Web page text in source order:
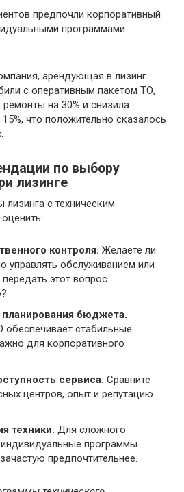
предпочли корпоративный
программами
арендующая в лизинг
с оперативным пакетом ТО,
на 30% и снизила
что положительно сказалось
по выбору
лизинге
с техническим
контроля. Желаете ли
управлять обслуживанием или
этот вопрос
бюджета.
стабильные
для корпоративного
сервиса. Сравните
центров, опыт и репутацию
техники. Для сложного
программы
предпочтительнее.